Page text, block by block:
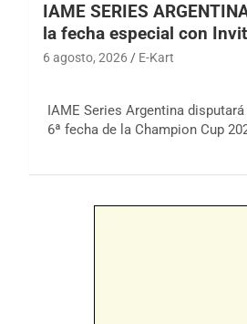
IAME SERIES
la fecha especial con
6 agosto, 2026 E-Kart
IAME Series Argentina
6ª fecha de la Champion Cup